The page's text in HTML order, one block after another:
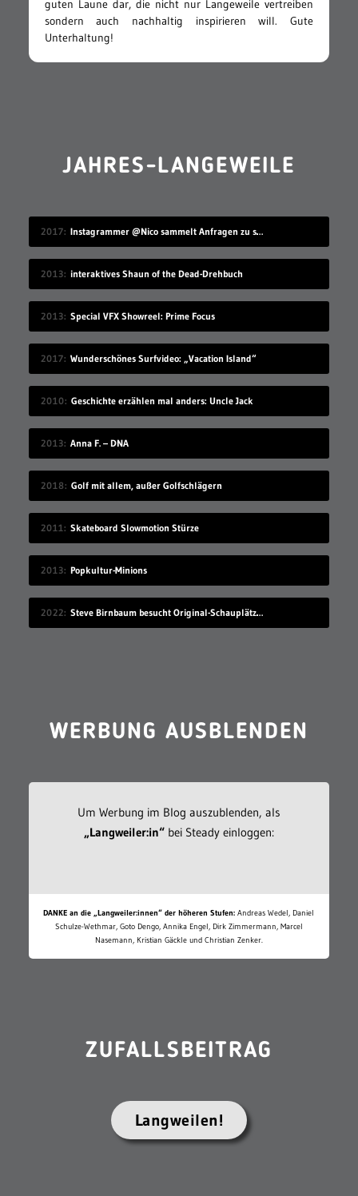
guten Laune dar, die nicht nur Langeweile vertreiben
sondern auch nachhaltig inspirieren will. Gute
Unterhaltung!
JAHRES-LANGEWEILE
2017 Instagrammer @Nico sammelt Anfragen zu seinem Benutzernamen
2013 interaktives Shaun of the Dead-Drehbuch
2013 Special VFX Showreel: Prime Focus
2017 Wunderschönes Surfvideo: „Vacation Island“
2010 Geschichte erzählen mal anders: Uncle Jack
2013 Anna F. – DNA
2018 Golf mit allem, außer Golfschlägern
2011 Skateboard Slowmotion Stürze
2013 Popkultur-Minions
2022 Steve Birnbaum besucht Original-Schauplätze von Musik-Fotografien
WERBUNG AUSBLENDEN
Um Werbung im Blog auszublenden, als
„Langweiler:in“bei Steady einloggen:
DANKE an die „Langweiler:innen“ der höheren Stufen: Andreas Wedel, Daniel
Schulze-Wethmar, Goto Dengo, Annika Engel, Dirk Zimmermann, Marcel
Nasemann, Kristian Gäckle und Christian Zenker.
ZUFALLSBEITRAG
Langweilen!